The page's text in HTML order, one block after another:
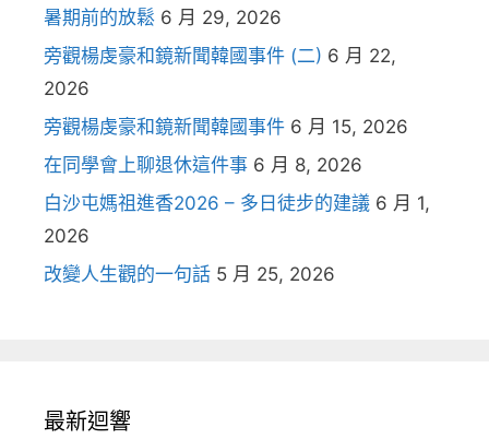
暑期前的放鬆 6 月 29, 2026
旁觀楊虔豪和鏡新聞韓國事件 (二) 6 月 22,
2026
旁觀楊虔豪和鏡新聞韓國事件 6 月 15, 2026
在同學會上聊退休這件事 6 月 8, 2026
白沙屯媽祖進香2026 – 多日徒步的建議 6 月 1,
2026
改變人生觀的一句話 5 月 25, 2026
最新迴響